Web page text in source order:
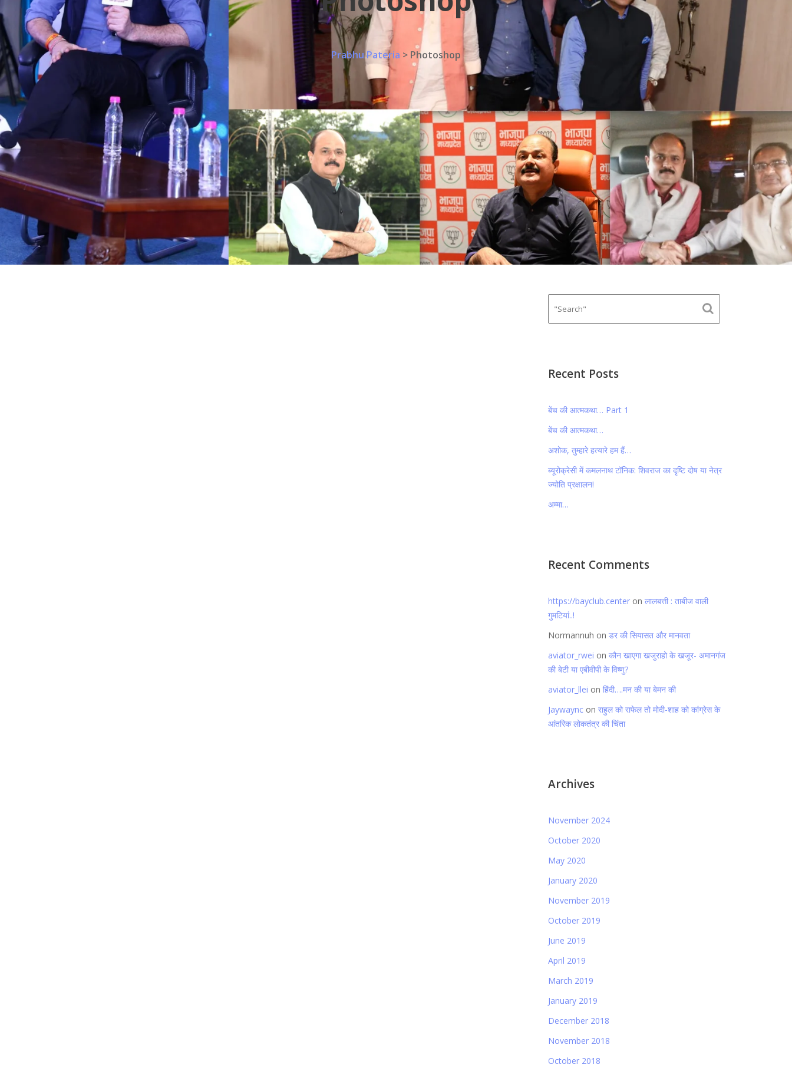
Prabhu Pateria > Photoshop
Recent Posts
बेंच की आत्मकथा… Part 1
बेंच की आत्मकथा…
अशोक, तुम्हारे हत्यारे हम हैं…
ब्यूरोक्रेसी में कमलनाथ टॉनिक: शिवराज का दृष्टि दोष या नेत्र
ज्योति प्रक्षालन!
अम्मा…
Recent Comments
https://bayclub.center onलालबत्ती : ताबीज वाली
गुमटियां..!
Normannuh onडर की सियासत और मानवता
aviator_rwei onकौन खाएगा खजुराहो के खजूर- अमानगंज
की बेटी या एबीवीपी के विष्णु?
aviator_llei onहिंदी….मन की या बेमन की
Jaywaync onराहुल को राफेल तो मोदी-शाह को कांग्रेस के
आंतरिक लोकतंत्र की चिंता
Archives
November 2024
October 2020
May 2020
January 2020
November 2019
October 2019
June 2019
April 2019
March 2019
January 2019
December 2018
November 2018
October 2018